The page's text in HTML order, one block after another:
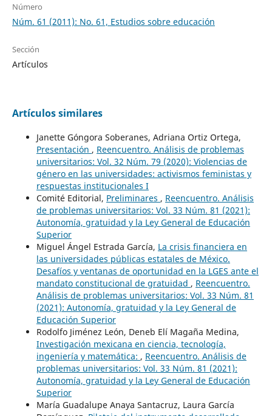
Número
Núm. 61 (2011): No. 61, Estudios sobre educación
Sección
Artículos
Artículos similares
Janette Góngora Soberanes, Adriana Ortiz Ortega,
Presentación , Reencuentro. Análisis de problemas
universitarios: Vol. 32 Núm. 79 (2020): Violencias de
género en las universidades: activismos feministas y
respuestas institucionales I
Comité Editorial, Preliminares , Reencuentro. Análisis
de problemas universitarios: Vol. 33 Núm. 81 (2021):
Autonomía, gratuidad y la Ley General de Educación
Superior
Miguel Ángel Estrada García, La crisis financiera en
las universidades públicas estatales de México.
Desafíos y ventanas de oportunidad en la LGES ante el
mandato constitucional de gratuidad , Reencuentro.
Análisis de problemas universitarios: Vol. 33 Núm. 81
(2021): Autonomía, gratuidad y la Ley General de
Educación Superior
Rodolfo Jiménez León, Deneb Elí Magaña Medina,
Investigación mexicana en ciencia, tecnología,
ingeniería y matemática: , Reencuentro. Análisis de
problemas universitarios: Vol. 33 Núm. 81 (2021):
Autonomía, gratuidad y la Ley General de Educación
Superior
María Guadalupe Anaya Santacruz, Laura García